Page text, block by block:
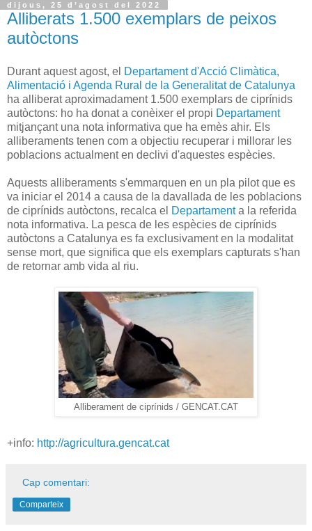
dijous, 25 d’agost del 2022
Alliberats 1.500 exemplars de peixos
autòctons
Durant aquest agost, el Departament d'Acció Climàtica,
Alimentació i Agenda Rural de la Generalitat de Catalunya
ha alliberat aproximadament 1.500 exemplars de ciprínids
autòctons: ho ha donat a conèixer el propi Departament
mitjançant una nota informativa que ha emès ahir. Els
alliberaments tenen com a objectiu recuperar i millorar les
poblacions actualment en declivi d'aquestes espècies.
Aquests alliberaments s'emmarquen en un pla pilot que es
va iniciar el 2014 a causa de la davallada de les poblacions
de ciprínids autòctons, recalca el Departamenta la referida
nota informativa. La pesca de les espècies de ciprínids
autòctons a Catalunya es fa exclusivament en la modalitat
sense mort, que significa que els exemplars capturats s'han
de retornar amb vida al riu.
Alliberament de ciprínids / GENCAT.CAT
+info: http://agricultura.gencat.cat
Cap comentari:
Comparteix